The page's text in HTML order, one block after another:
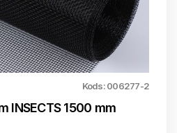
Kods: 006277-2
INSECTS 1500 mm